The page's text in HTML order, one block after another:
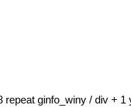
ginfo_winy / div +